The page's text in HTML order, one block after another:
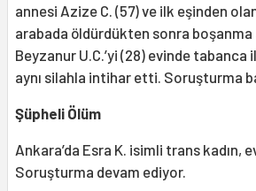
annesi Azize C. (57) ve ilk eşinden olan
arabada öldürdükten sonra boşanma
Beyzanur U.C.’yi (28) evinde tabanca
aynı silahla intihar etti. Soruşturma
Şüpheli Ölüm
Ankara’da Esra K. isimli trans kadın,
Soruşturma devam ediyor.